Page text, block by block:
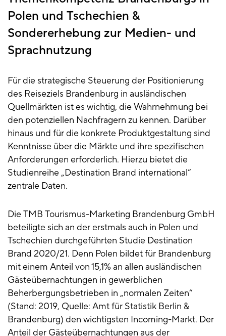
Polen und Tschechien &
Sondererhebung zur Medien- und
Sprachnutzung
Für die strategische Steuerung der Positionierung
des Reiseziels Brandenburg in ausländischen
Quellmärkten ist es wichtig, die Wahrnehmung bei
den potenziellen Nachfragern zu kennen. Darüber
hinaus und für die konkrete Produktgestaltung sind
Kenntnisse über die Märkte und ihre spezifischen
Anforderungen erforderlich. Hierzu bietet die
Studienreihe „Destination Brand international“
zentrale Daten.
Die TMB Tourismus-Marketing Brandenburg GmbH
beteiligte sich an der erstmals auch in Polen und
Tschechien durchgeführten Studie Destination
Brand 2020/21. Denn Polen bildet für Brandenburg
mit einem Anteil von 15,1% an allen ausländischen
Gästeübernachtungen in gewerblichen
Beherbergungsbetrieben in „normalen Zeiten“
(Stand: 2019, Quelle: Amt für Statistik Berlin &
Brandenburg) den wichtigsten Incoming-Markt. Der
Anteil der Gästeübernachtungen aus der